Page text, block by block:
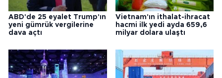
ABD'de 25 eyalet Trump'ın
yeni gümrük vergilerine
dava açtı
Vietnam'ın ithalat-ihracat
hacmi ilk yedi ayda 659,6
milyar dolara ulaştı